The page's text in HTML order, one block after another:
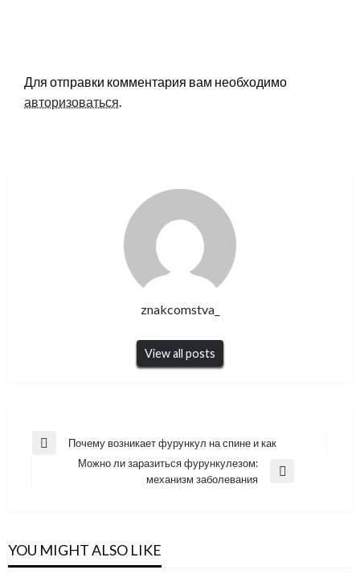
Для отправки комментария вам необходимо
авторизоваться.
znakcomstva_
View all posts
Навигация
Previous
Почему возникает фурункул на спине и как
Можно ли заразиться фурункулезом:
механизм заболевания
YOU MIGHT ALSO LIKE